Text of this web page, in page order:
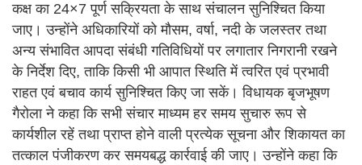
कक्ष का 24×7 पूर्ण सक्रियता के साथ संचालन सुनिश्चित किया
जाए। उन्होंने अधिकारियों को मौसम, वर्षा, नदी के जलस्तर तथा
अन्य संभावित आपदा संबंधी गतिविधियों पर लगातार निगरानी रखने
के निर्देश दिए, ताकि किसी भी आपात स्थिति में त्वरित एवं प्रभावी
राहत एवं बचाव कार्य सुनिश्चित किए जा सकें। विधायक बृजभूषण
गैरोला ने कहा कि सभी संचार माध्यम हर समय सुचारु रूप से
कार्यशील रहें तथा प्राप्त होने वाली प्रत्येक सूचना और शिकायत का
तत्काल पंजीकरण कर समयबद्ध कार्रवाई की जाए। उन्होंने कहा कि